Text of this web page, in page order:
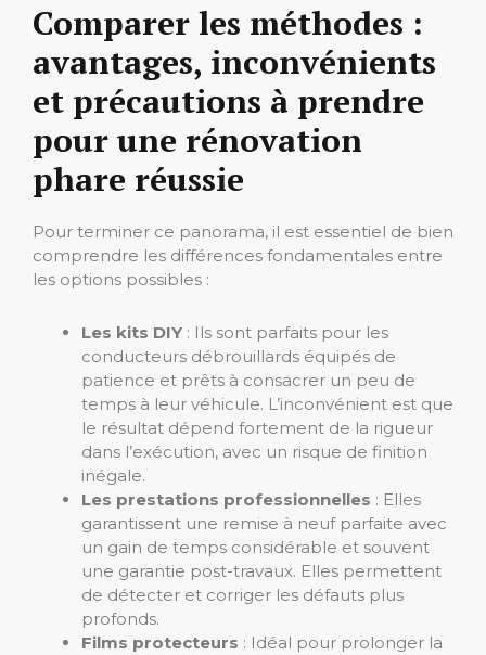
Comparer les méthodes :
avantages, inconvénients
et précautions à prendre
pour une rénovation
phare réussie
Pour terminer ce panorama, il est essentiel de bien
comprendre les différences fondamentales entre
les options possibles :
Les kits DIY : Ils sont parfaits pour les
conducteurs débrouillards équipés de
patience et prêts à consacrer un peu de
temps à leur véhicule. L’inconvénient est que
le résultat dépend fortement de la rigueur
dans l’exécution, avec un risque de finition
inégale.
Les prestations professionnelles : Elles
garantissent une remise à neuf parfaite avec
un gain de temps considérable et souvent
une garantie post-travaux. Elles permettent
de détecter et corriger les défauts plus
profonds.
Films protecteurs : Idéal pour prolonger la